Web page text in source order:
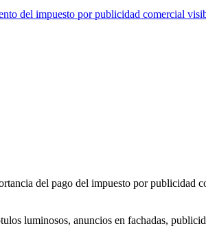
del pago del impuesto por publicidad
luminosos, anuncios en fachadas,